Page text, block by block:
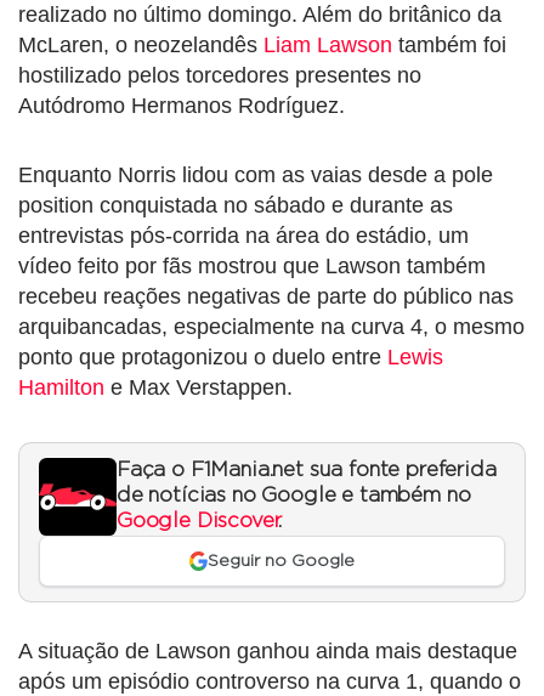
realizado no último domingo. Além do britânico da
McLaren, o neozelandês Liam Lawson também foi
hostilizado pelos torcedores presentes no
Autódromo Hermanos Rodríguez.
Enquanto Norris lidou com as vaias desde a pole
position conquistada no sábado e durante as
entrevistas pós-corrida na área do estádio, um
vídeo feito por fãs mostrou que Lawson também
recebeu reações negativas de parte do público nas
arquibancadas, especialmente na curva 4, o mesmo
ponto que protagonizou o duelo entre Lewis
Hamilton e Max Verstappen.
Faça o F1Mania.net sua fonte preferida
de notícias no Google e também no
Google Discover.
Seguir no Google
A situação de Lawson ganhou ainda mais destaque
após um episódio controverso na curva 1, quando o